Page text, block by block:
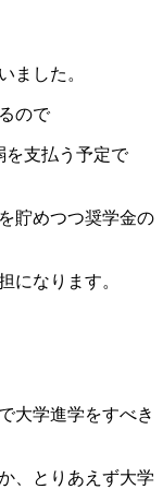
ました。
ので
を支払う予定で
貯めつつ奨学金の
になります。
大学進学をすべき
、とりあえず大学